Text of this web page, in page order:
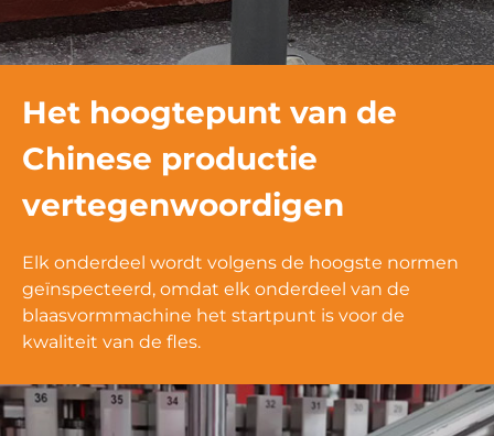
Het hoogtepunt van de
Chinese productie
vertegenwoordigen
Elk onderdeel wordt volgens de hoogste normen
geïnspecteerd, omdat elk onderdeel van de
blaasvormmachine het startpunt is voor de
kwaliteit van de fles.